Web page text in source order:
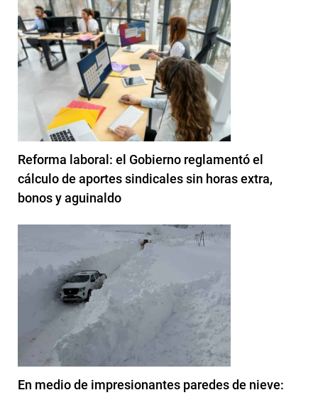
Reforma laboral: el Gobierno reglamentó el
cálculo de aportes sindicales sin horas extra,
bonos y aguinaldo
En medio de impresionantes paredes de nieve: